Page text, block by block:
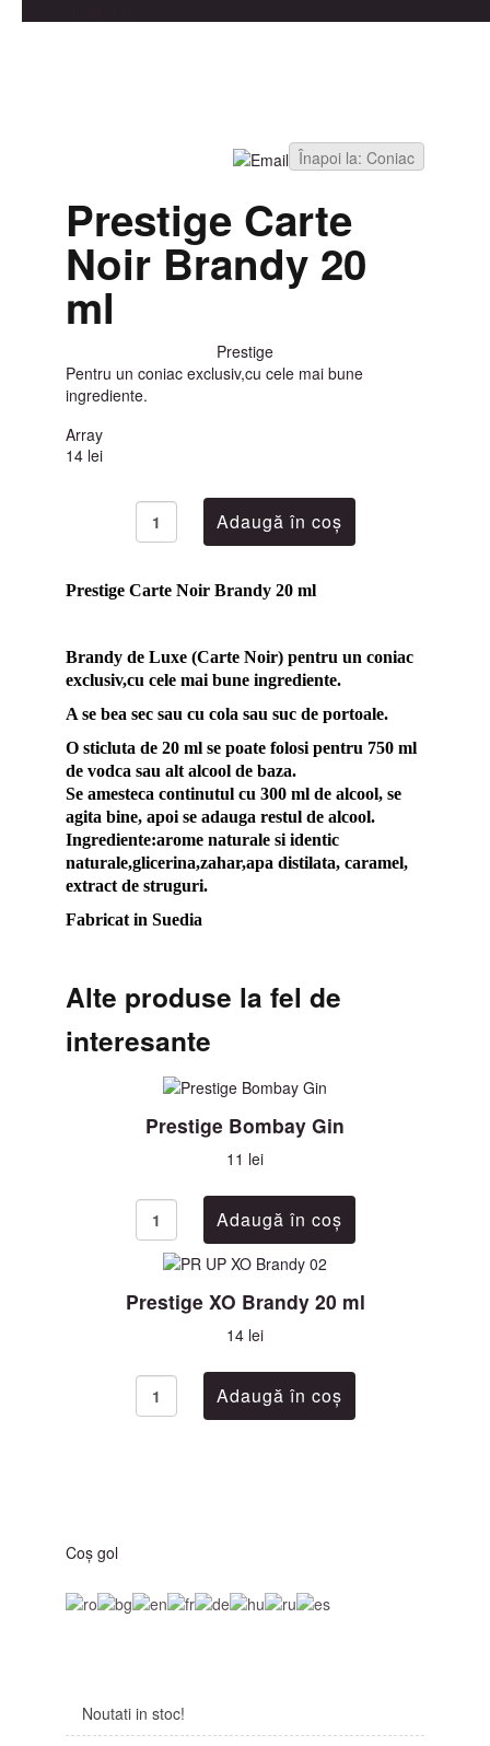
Înapoi la: Coniac
Prestige Carte
Noir Brandy 20
ml
Prestige
Pentru un coniac exclusiv,cu cele mai bune
ingrediente.
Array
14 lei
Prestige Carte Noir Brandy 20 ml
Brandy de Luxe (Carte Noir) pentru un coniac
exclusiv,cu cele mai bune ingrediente.
A se bea sec sau cu cola sau suc de portoale.
O sticluta de 20 ml se poate folosi pentru 750 ml
de vodca sau alt alcool de baza.
Se amesteca continutul cu 300 ml de alcool, se
agita bine, apoi se adauga restul de alcool.
Ingrediente:arome naturale si identic
naturale,glicerina,zahar,apa distilata, caramel,
extract de struguri.
Fabricat in Suedia
Alte produse la fel de
interesante
Prestige Bombay Gin
11 lei
Prestige XO Brandy 20 ml
14 lei
Coş gol
Noutati in stoc!